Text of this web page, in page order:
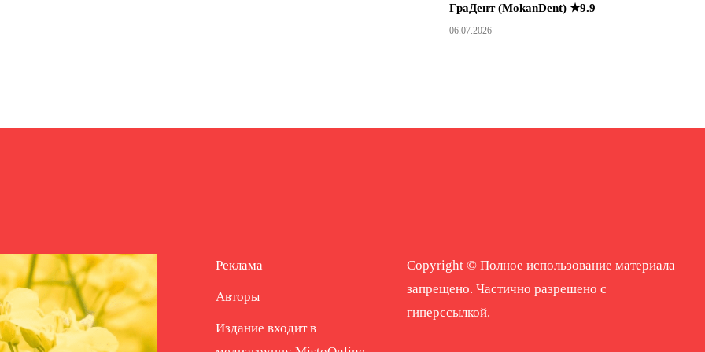
ГраДент (MokanDent) ★9.9
06.07.2026
Реклама
Авторы
Издание входит в
Copyright © Полное использование материала
запрещено. Частично разрешено с
гиперссылкой.